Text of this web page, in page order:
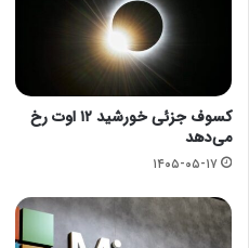
کسوف جزئی خورشید ۱۲ اوت رخ
می‌دهد
۱۴۰۵-۰۵-۱۷